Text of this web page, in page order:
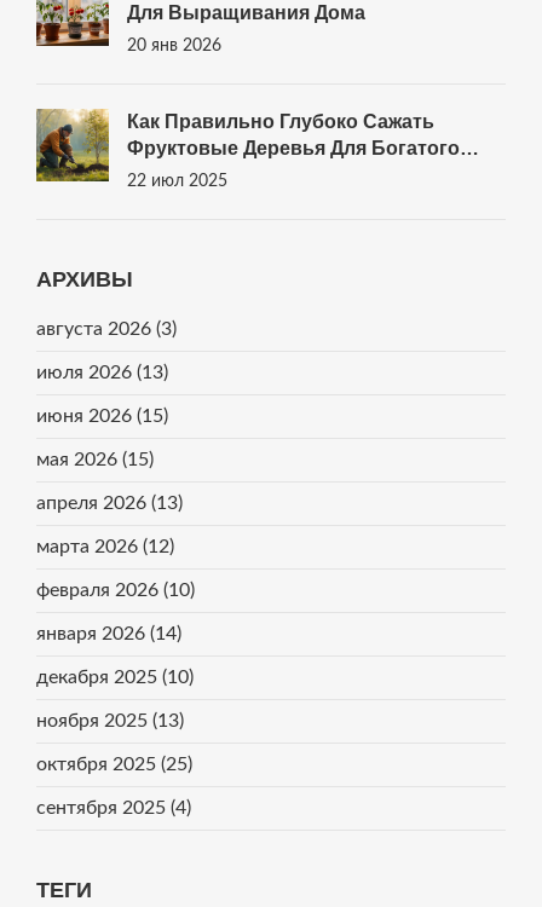
Для Выращивания Дома
20 янв 2026
Как Правильно Глубоко Сажать
Фруктовые Деревья Для Богатого
Урожая
22 июл 2025
АРХИВЫ
августа 2026 (3)
июля 2026 (13)
июня 2026 (15)
мая 2026 (15)
апреля 2026 (13)
марта 2026 (12)
февраля 2026 (10)
января 2026 (14)
декабря 2025 (10)
ноября 2025 (13)
октября 2025 (25)
сентября 2025 (4)
ТЕГИ